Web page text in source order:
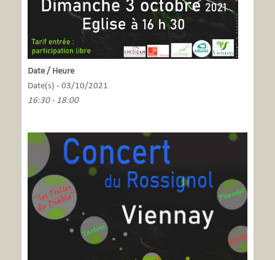
Date / Heure
Date(s) - 03/10/2021
16:30 - 18:00